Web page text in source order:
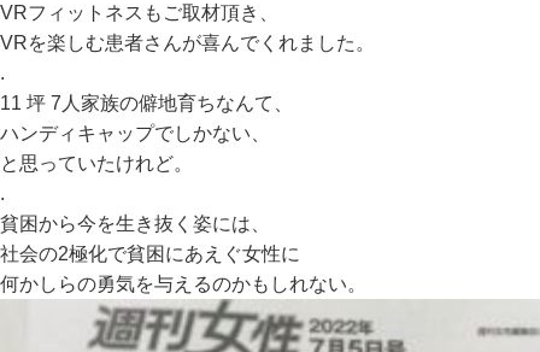
VRフィットネスもご取材頂き、
VRを楽しむ患者さんが喜んでくれました。
.
11 坪 7人家族の僻地育ちなんて、
ハンディキャップでしかない、
と思っていたけれど。
.
貧困から今を生き抜く姿には、
社会の2極化で貧困にあえぐ女性に
何かしらの勇気を与えるのかもしれない。